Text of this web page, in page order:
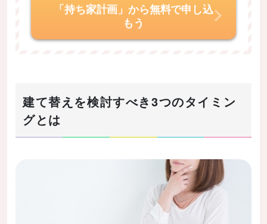
「持ち家計画」から無料で申し込
もう
建て替えを検討すべき3つのタイミン
グとは